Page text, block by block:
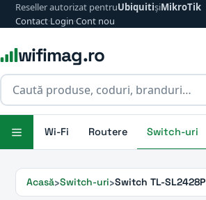
Reseller autorizat pentruUbiquitișiMikroTik
Contact·Login·Cont nou
wifimag.ro
Wi-Fi Routere Switch-uri
Acasă Switch-uri Switch TL-SL2428P